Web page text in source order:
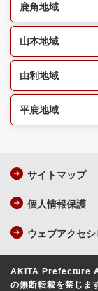
鹿角地域
山本地域
由利地域
平鹿地域
サイトマップ
個人情報保護
ウェブアクセシ
AKITA Prefecture
の無断転載を禁じま